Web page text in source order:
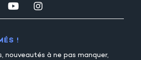
!
nouveautés à ne pas manquer,